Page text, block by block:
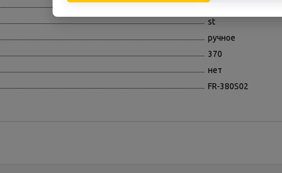
r600a
st
ручное
370
нет
FR-380S02